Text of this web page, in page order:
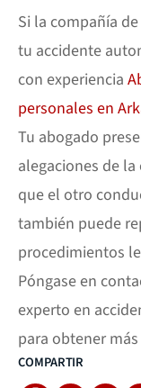
Si la compañía
tu accidente
con experiencia
personales en
Tu abogado
alegaciones de
que el otro
también puede
procedimientos
Póngase en
experto en
para obtener
COMPARTIR